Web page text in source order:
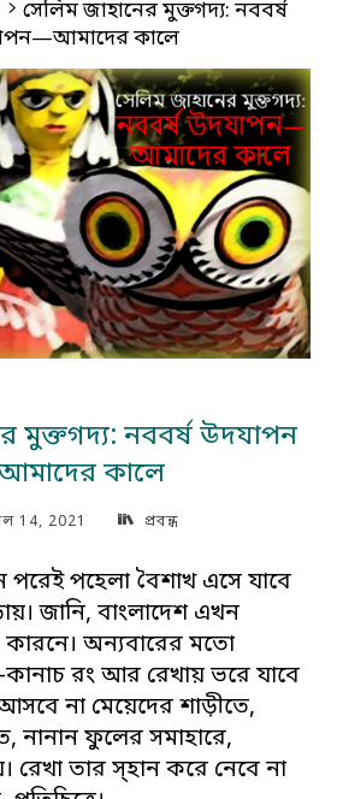
সেলিম জাহানের মুক্তগদ্য: নববর্ষ
কালে
মুক্তগদ্য: নববর্ষ উদযাপন
কালে
14, 2021 প্রবন্ধ
পহেলা বৈশাখ এসে যাবে
জানি, বাংলাদেশ এখন
অন্যবারের মতো
রং আর রেখায় ভরে যাবে
না মেয়েদের শাড়ীতে,
নানান ফুলের সমাহারে,
রেখা তার স্হান করে নেবে না